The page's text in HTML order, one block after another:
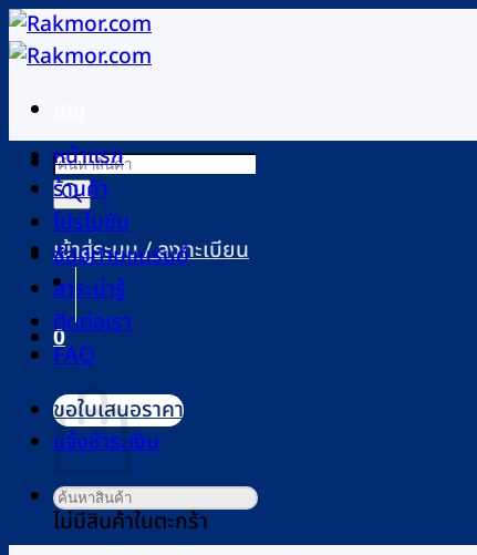
ข้าม
ไป
เนื้อหา
Products
search
เข้าสู่ระบบ / ลงทะเบียน
0
ตะกร้าสินค้า
ไม่มีสินค้าในตะกร้า
หน้าแรก
ร้านค้า
โปรโมชัน
ช้อปตามแบรนด์
สาระน่ารู้
ติดต่อเรา
FAQ
ขอใบเสนอราคา
แจ้งชำระเงิน
ค้นหา: